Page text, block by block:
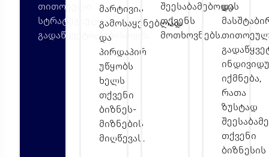
თითოეული
სტრატეგიული
გადაწყვეტილებისთვის.
მარტივია
გამოსაყენებლად
და
პირდაპირ
უწყობს
ხელს
თქვენი
ბიზნეს-
მიზნების
მიღწევას.
შეესაბამებოდეს
თქვენს
მოთხოვნებს.
და
იქმნება,
რათა
ზუსტად
თქვენი
ბიზნესის